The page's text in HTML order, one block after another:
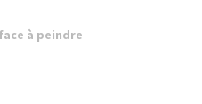
à peindre